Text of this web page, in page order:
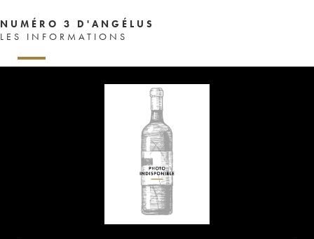
NUMÉRO 3 D'ANGÉLUS
LES INFORMATIONS